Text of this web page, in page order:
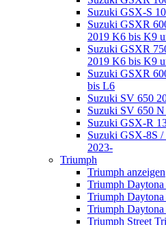
Suzuki GSX-S
Suzuki GSXR
2019 K6 bis K9
Suzuki GSXR
2019 K6 bis K9
Suzuki GSXR
bis L6
Suzuki SV 650
Suzuki SV 650
Suzuki GSX-R
Suzuki GSX-8S
2023-
Triumph
Triumph anzeigen
Triumph
Triumph
Triumph
Triumph Street